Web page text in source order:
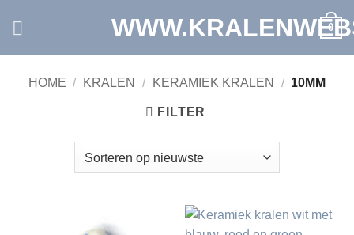
0
HOME / KRALEN / KERAMIEK KRALEN / 10MM
FILTER